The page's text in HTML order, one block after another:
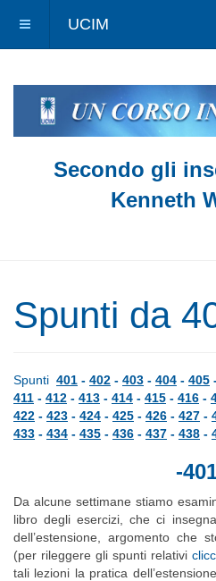
UCIM
Secondo gli
Kenneth
Spunti da
Spunti 401 - 402 - 403 - 404 - 405
411 - 412 - 413 - 414 - 415 - 416 -
422 - 423 - 424 - 425 - 426 - 427 -
433 - 434 - 435 - 436 - 437 - 438 -
-
Da alcune settimane stiamo
libro degli esercizi, che ci
dell’estensione, argomento che
(per rileggere gli spunti relativi
tali lezioni la pratica